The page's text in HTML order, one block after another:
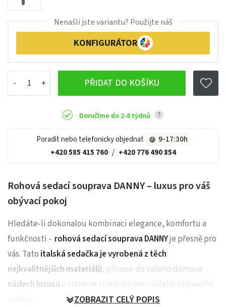
PŘIDAT DO KOŠÍKU
Nenašli jste variantu? Použijte náš
KONFIGURÁTOR
Doručíme do 2-8 týdnů ?
Poradit nebo telefonicky objednat
9-17:30h
+420 585 415 760 / +420 776 490 854
Rohová sedací souprava DANNY – luxus pro váš
obývací pokoj
Hledáte-li dokonalou kombinaci elegance, komfortu a
funkčnosti - rohová sedací souprava DANNYje přesně pro
vás. Tato italská sedačka je vyrobená z těch
nejkvalitnějších materiálů, přinese do vašeho domova
nádech luxusu a stane se středobodem vašeho obývacího
ZOBRAZIT CELÝ POPIS